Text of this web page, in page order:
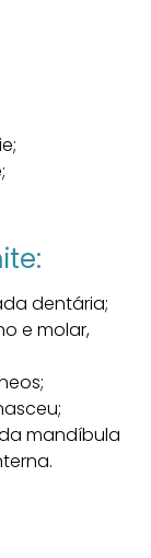
dentária;
e molar,
mandíbula